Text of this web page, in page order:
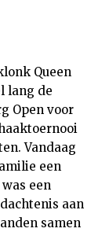
Queen
lang de
Open voor
Vandaag
een
een
aan
samen